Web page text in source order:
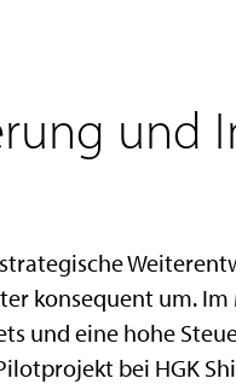
und
konsequent um.
und eine hohe
bei HGK